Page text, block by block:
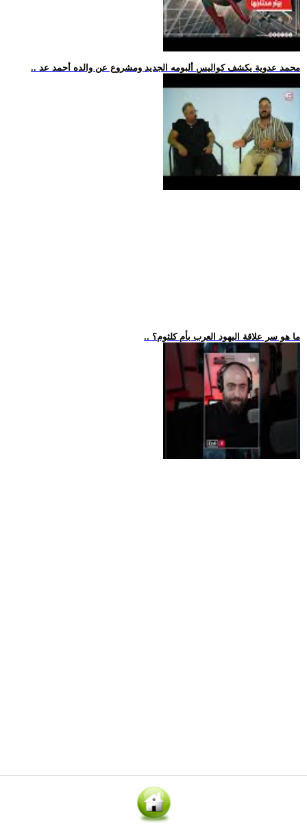
.. محمد عدوية يكشف كواليس ألبومه الجديد ومشروع عن والده أحمد عد
.. ما هو سر علاقة اليهود العرب بأم كلثوم؟